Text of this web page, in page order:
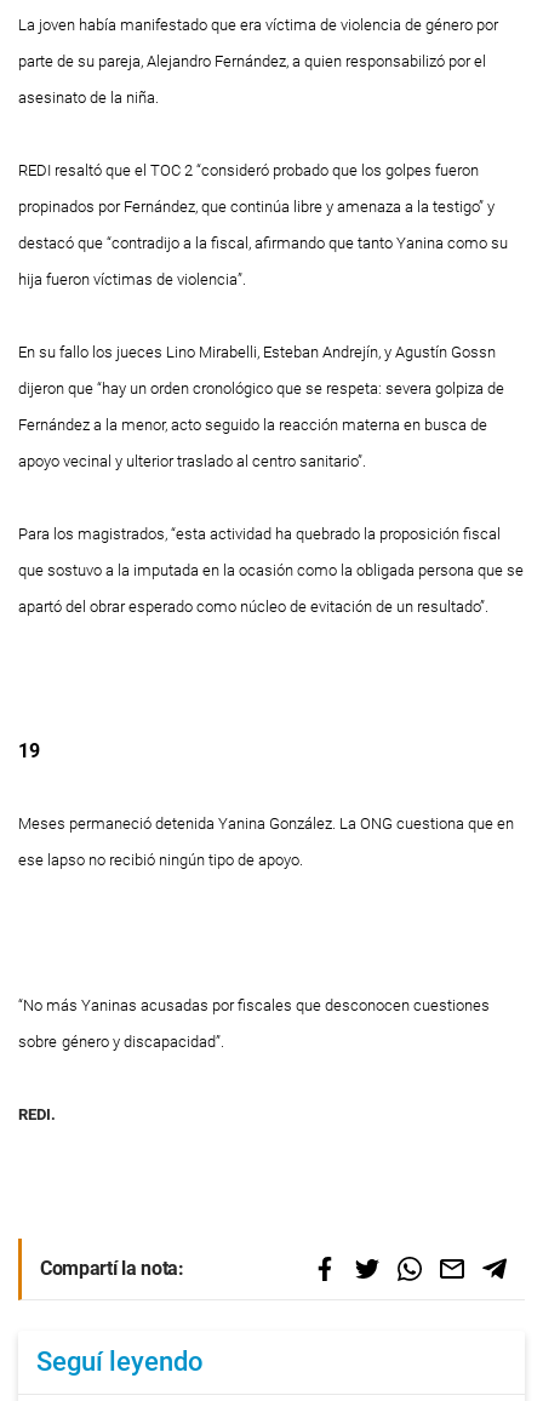
La joven había manifestado que era víctima de violencia de género por
parte de su pareja, Alejandro Fernández, a quien responsabilizó por el
asesinato de la niña.
REDI resaltó que el TOC 2 “consideró probado que los golpes fueron
propinados por Fernández, que continúa libre y amenaza a la testigo” y
destacó que “contradijo a la fiscal, afirmando que tanto Yanina como su
hija fueron víctimas de violencia”.
En su fallo los jueces Lino Mirabelli, Esteban Andrejín, y Agustín Gossn
dijeron que “hay un orden cronológico que se respeta: severa golpiza de
Fernández a la menor, acto seguido la reacción materna en busca de
apoyo vecinal y ulterior traslado al centro sanitario”.
Para los magistrados, “esta actividad ha quebrado la proposición fiscal
que sostuvo a la imputada en la ocasión como la obligada persona que se
apartó del obrar esperado como núcleo de evitación de un resultado”.
19
Meses permaneció detenida Yanina González. La ONG cuestiona que en
ese lapso no recibió ningún tipo de apoyo.
“No más Yaninas acusadas por fiscales que desconocen cuestiones
sobre género y discapacidad”.
REDI.
Compartí la nota:
Seguí leyendo